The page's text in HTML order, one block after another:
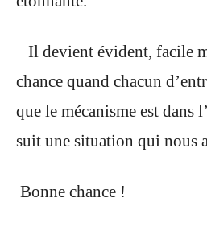
Il devient évident, facile
chance quand chacun
que le mécanisme est dans
suit une situation qui nous
Bonne chance !